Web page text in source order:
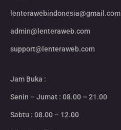
lenterawebindonesia@gmail.com
admin@lenteraweb.com
support@lenteraweb.com
Jam Buka :
Senin – Jumat : 08.00 – 21.00
Sabtu : 08.00 – 12.00